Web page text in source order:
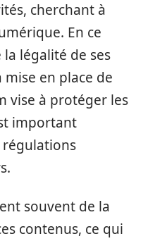
cherchant à
En ce
légalité de ses
en place de
vise à protéger les
important
régulations
souvent de la
contenus, ce qui